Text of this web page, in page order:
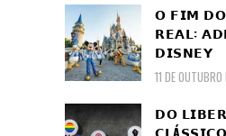
𝗢 𝗙𝗜𝗠
𝗥𝗘𝗔𝗟:
𝗗𝗜𝗦𝗡𝗘𝗬
11 DE
𝗗𝗢